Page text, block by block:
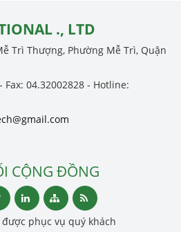
., LTD
Trì Thượng, Phường Mễ Trì, Quận
04.32002828 - Hotline:
CỘNG ĐỒNG
phục vụ quý khách